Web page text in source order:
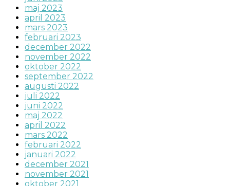
maj 2023
april 2023
mars 2023
februari 2023
december 2022
november 2022
oktober 2022
september 2022
augusti 2022
juli 2022
juni 2022
maj 2022
april 2022
mars 2022
februari 2022
januari 2022
december 2021
november 2021
oktober 2021